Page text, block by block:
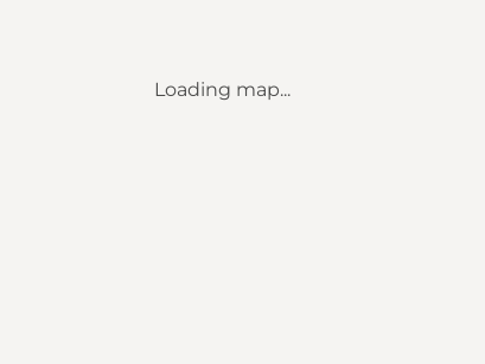
Loading map...